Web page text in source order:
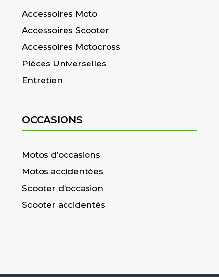
Accessoires Moto
Accessoires Scooter
Accessoires Motocross
Pièces Universelles
Entretien
OCCASIONS
Motos d’occasions
Motos accidentées
Scooter d’occasion
Scooter accidentés